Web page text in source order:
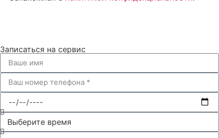
Замена клапанов двигателя Вольво с притиркой
Замена клапанной крышки автомобиля Вольво
Замена вентиляции ДВС на Вольво
Перевод параметров автомобиля Вольво в
европейский стандарт
Активация круиз-контроля Volvo
Записаться на сервис